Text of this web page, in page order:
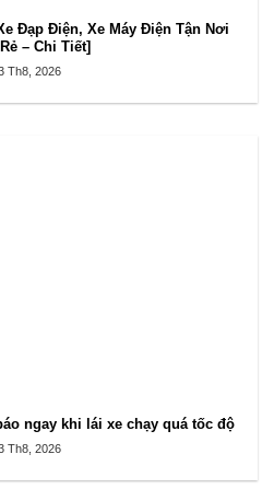
Đạp Điện, Xe Máy Điện Tận Nơi
– Chi Tiết]
Th8, 2026
ngay khi lái xe chạy quá tốc độ
Th8, 2026